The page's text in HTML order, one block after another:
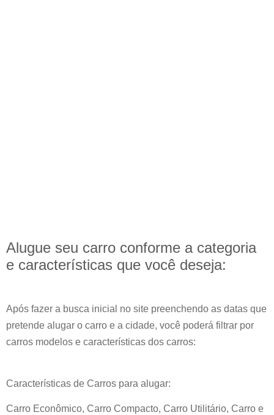
Alugue seu carro conforme a categoria
e características que você deseja:
Após fazer a busca inicial no site preenchendo as datas que
pretende alugar o carro e a cidade, você poderá filtrar por
carros modelos e características dos carros:
Características de Carros para alugar:
Carro Econômico, Carro Compacto, Carro Utilitário, Carro e